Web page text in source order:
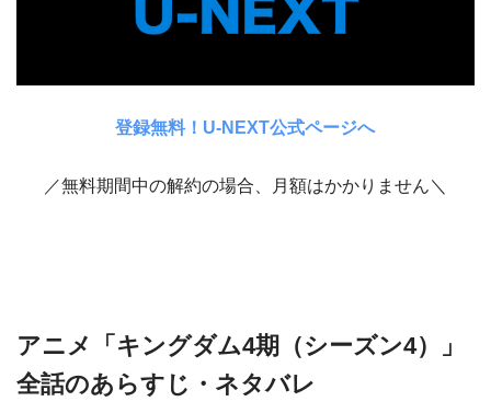
登録無料！U-NEXT公式ページへ
／無料期間中の解約の場合、月額はかかりません＼
アニメ「キングダム4期（シーズン4）」
全話のあらすじ・ネタバレ